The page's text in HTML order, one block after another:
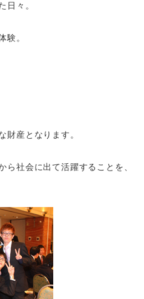
日々。
験。
財産となります。
ら社会に出て活躍することを、